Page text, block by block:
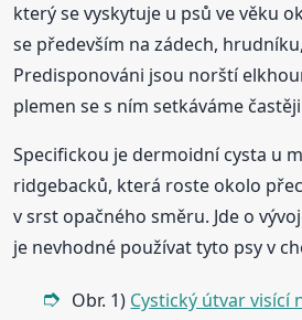
který se vyskytuje u psů ve věku
se především na zádech,
Predisponováni jsou norští
plemen se s ním setkáváme
Specifickou je dermoidní cysta u
ridgebacků, která roste okolo
v srst opačného směru. Jde o
je nevhodné používat tyto psy v
Obr. 1) Cystický útvar visící